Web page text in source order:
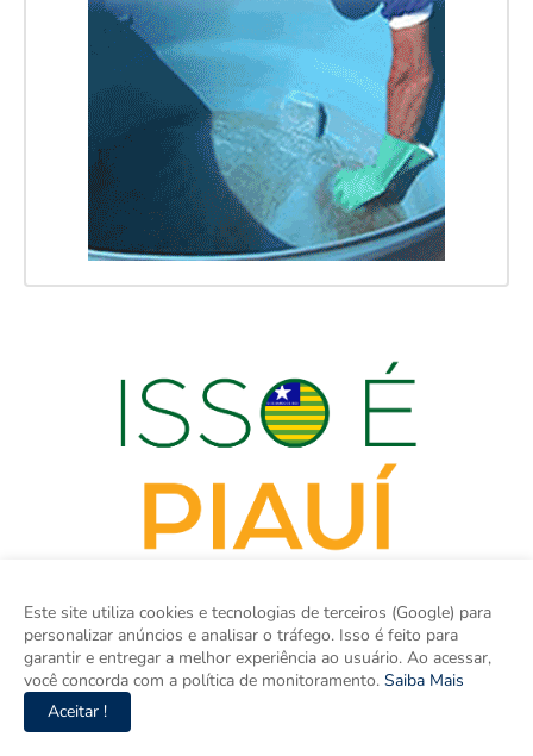
ISSO É PIAUÍ é o site de notícias do Piauí e um espaço para
Este site utiliza cookies e tecnologias de terceiros (Google) para
personalizar anúncios e analisar o tráfego. Isso é feito para
garantir e entregar a melhor experiência ao usuário. Ao acessar,
você concorda com a política de monitoramento. Saiba Mais
Aceitar !